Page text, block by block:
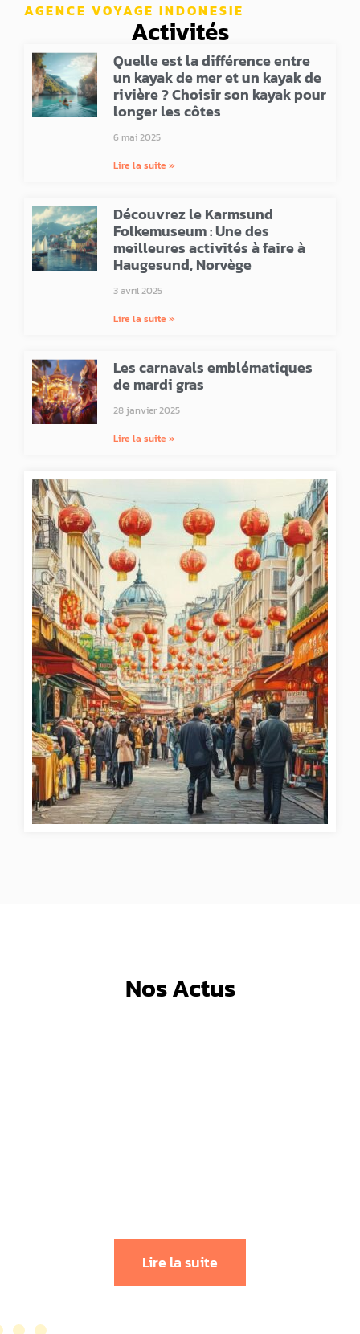
AGENCE VOYAGE INDONESIE
Activités
Quelle est la différence entre
un kayak de mer et un kayak de
rivière ? Choisir son kayak pour
longer les côtes
6 mai 2025
Lire la suite »
Découvrez le Karmsund
Folkemuseum : Une des
meilleures activités à faire à
Haugesund, Norvège
3 avril 2025
Lire la suite »
Les carnavals emblématiques
de mardi gras
28 janvier 2025
Lire la suite »
Nos Actus
Lire la suite